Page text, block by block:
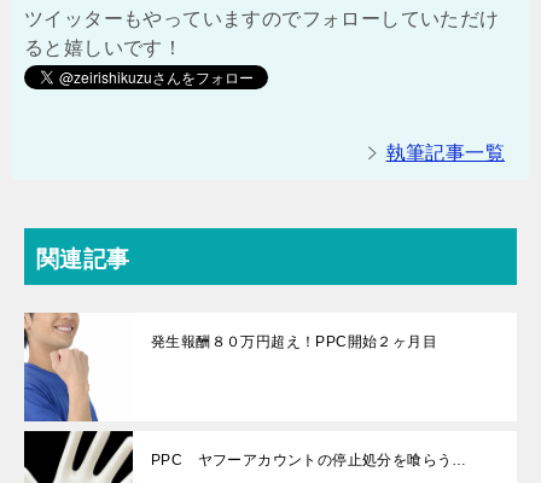
ツイッターもやっていますのでフォローしていただけ
ると嬉しいです！
執筆記事一覧
関連記事
発生報酬８０万円超え！PPC開始２ヶ月目
PPC ヤフーアカウントの停止処分を喰らう…